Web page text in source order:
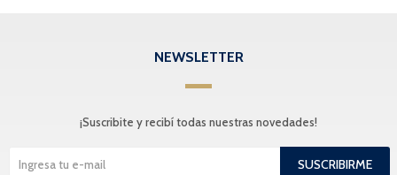
NEWSLETTER
¡Suscribite y recibí todas nuestras novedades!
SUSCRIBIRME